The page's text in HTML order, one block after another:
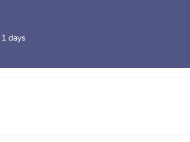
1 days